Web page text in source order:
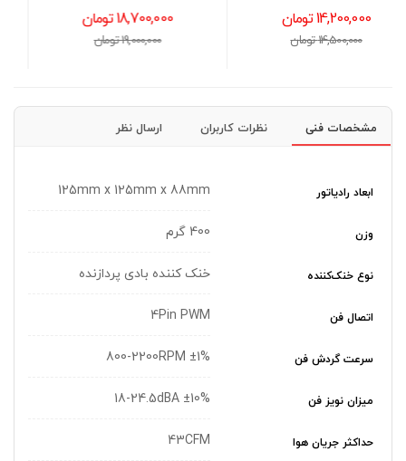
18,700,000 تومان
19,000,000 تومان
27,900,000 تومان
28,300,000 تومان
مشخصات فنی نظرات کاربران ارسال نظر
ابعاد رادیاتور 125mm x 125mm x 88mm
وزن 400 گرم
نوع خنک‌کننده خنک کننده بادی پردازنده
اتصال فن 4Pin PWM
سرعت گردش فن 800-2200RPM ±1%
میزان نویز فن 18-24.5dBA ±10%
حداکثر جریان هوا 43CFM